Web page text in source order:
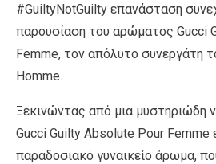
#GuiltyNotGuilty επανάσταση
παρουσίαση του αρώματος Gucci
Femme, τον απόλυτο συνεργάτη
Homme.
Ξεκινώντας από μια μυστηριώδη
Gucci Guilty Absolute Pour Femme
παραδοσιακό γυναικείο άρωμα,